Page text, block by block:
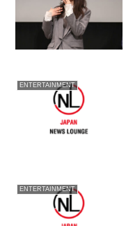
ENTERTAINMENT
ENTERTAINMENT